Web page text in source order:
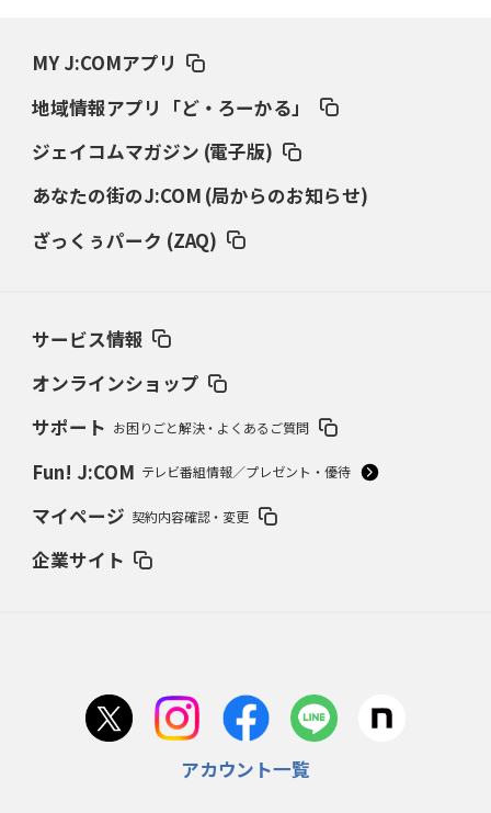
MY J:COMアプリ
地域情報アプリ「ど・ろーかる」
ジェイコムマガジン (電子版)
あなたの街のJ:COM (局からのお知らせ)
ざっくぅパーク (ZAQ)
サービス情報
オンラインショップ
サポート お困りごと解決・よくあるご質問
Fun! J:COM テレビ番組情報／プレゼント・優待
マイページ 契約内容確認・変更
企業サイト
アカウント一覧